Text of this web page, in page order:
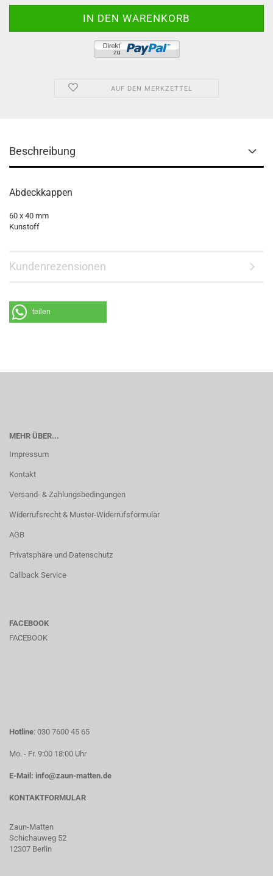
AUF DEN MERKZETTEL
Beschreibung
Abdeckkappen
60 x 40 mm
Kunstoff
Kundenrezensionen
teilen
MEHR ÜBER...
Impressum
Kontakt
Versand- & Zahlungsbedingungen
Widerrufsrecht & Muster-Widerrufsformular
AGB
Privatsphäre und Datenschutz
Callback Service
FACEBOOK
FACEBOOK
Hotline: 030 7600 45 65
Mo. - Fr. 9:00 18:00 Uhr
E-Mail: info@zaun-matten.de
KONTAKTFORMULAR
Zaun-Matten
Schichauweg 52
12307 Berlin